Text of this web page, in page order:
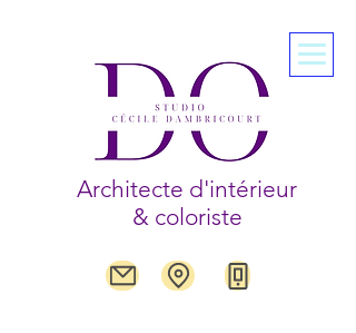
Architecte d'intérieur
& coloriste